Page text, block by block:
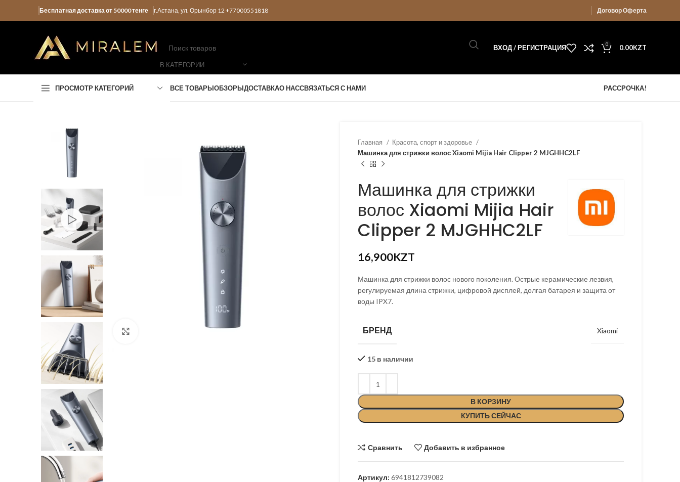
Бесплатная доставка от 50000 тенге г.Астана, ул. Орынбор 12 +77000551818 Договор Оферта
В КАТЕГОРИИ
ВХОД / РЕГИСТРАЦИЯ 0 0.00KZT
ПРОСМОТР КАТЕГОРИЙ ВСЕ ТОВАРЫОБЗОРЫДОСТАВКАО НАССВЯЗАТЬСЯ С НАМИ РАССРОЧКА!
Нажмите, чтобы увеличить
Главная
Красота, спорт и здоровье
Машинка для стрижки волос Xiaomi Mijia Hair Clipper 2 MJGHHC2LF
Машинка для стрижки
волос Xiaomi Mijia Hair
Clipper 2 MJGHHC2LF
16,900KZT
Машинка для стрижки волос нового поколения. Острые керамические лезвия,
регулируемая длина стрижки, цифровой дисплей, долгая батарея и защита от
воды IPX7.
БРЕНД Xiaomi
15 в наличии
В КОРЗИНУ
КУПИТЬ СЕЙЧАС
Сравнить Добавить в избранное
Артикул: 6941812739082